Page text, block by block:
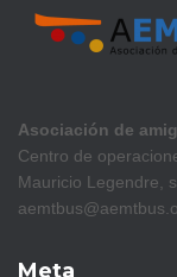
Asociación de
Centro de
Mauricio Legendre,
Meta